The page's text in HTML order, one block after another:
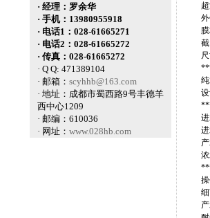
· 经理：罗余华
· 手机：13980955918
· 电话1：028-61665271
· 电话2：028-61665272
· 传真：028-61665272
· Q Q: 471389104
· 邮箱： scyhhb@163.com
· 地址：成都市蜀西路9号丰德羊
西中心1209
· 邮编：610036
· 网址： www.028hb.com
外
膜
截
尺
纯
设
进
进
产
浓
操
细
产